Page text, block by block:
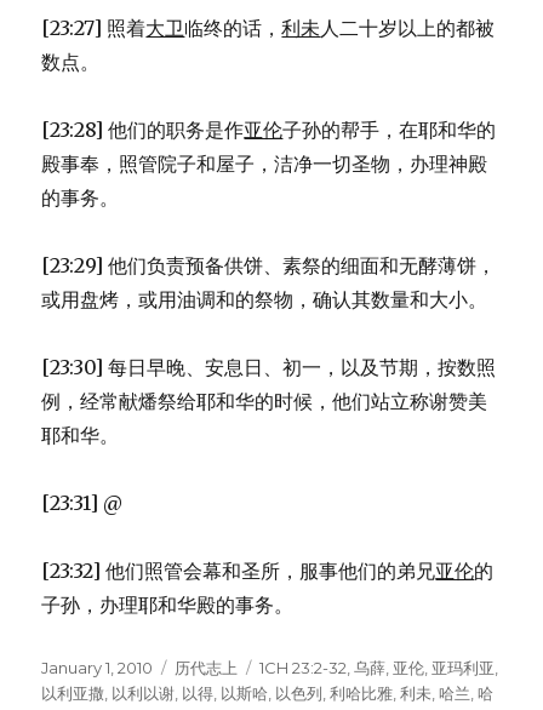
[23:27] 照着大卫临终的话，利未人二十岁以上的都被
数点。
[23:28] 他们的职务是作亚伦子孙的帮手，在耶和华的
殿事奉，照管院子和屋子，洁净一切圣物，办理神殿
的事务。
[23:29] 他们负责预备供饼、素祭的细面和无酵薄饼，
或用盘烤，或用油调和的祭物，确认其数量和大小。
[23:30] 每日早晚、安息日、初一，以及节期，按数照
例，经常献燔祭给耶和华的时候，他们站立称谢赞美
耶和华。
[23:31] @
[23:32] 他们照管会幕和圣所，服事他们的弟兄亚伦的
子孙，办理耶和华殿的事务。
Posted
on
January 1, 2010 Categories
历代志上 Tags
1CH 23:2-32 ,乌薛 亚伦 亚玛利亚
以利亚撒 以利以谢 以得 以斯哈 以色列 ,利哈比雅 ,利未 ,哈兰 ,哈